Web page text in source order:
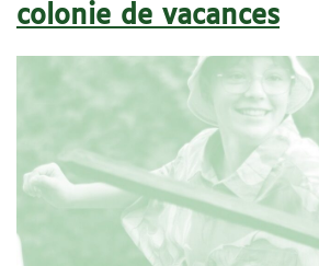
colonie de vacances